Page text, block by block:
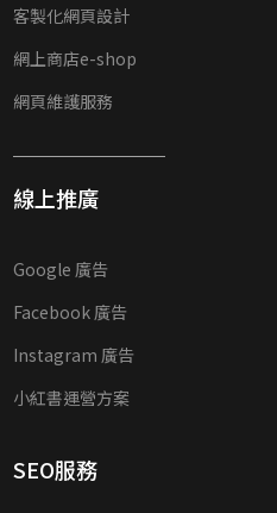
客製化網頁設計
網上商店e-shop
網頁維護服務
線上推廣
Google 廣告
Facebook 廣告
Instagram 廣告
小紅書運營方案
SEO服務